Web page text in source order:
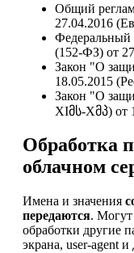
Общий
27.04.2016
Федеральный
(152-ФЗ) от
Закон "О
18.05.2015
Закон "О
XIმს-Xმპ) от
Обработка
облачном
Имена и значения
передаются. Могут
обработки другие
экрана, user-agent